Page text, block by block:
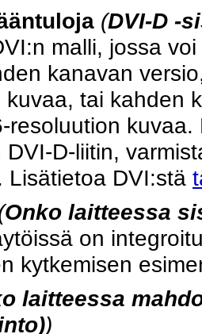
(DVI-D -
malli, jossa
kanavan
kuvaa, tai kahden
resoluution
DVI-D-liitin,
Lisätietoa DVI:stä
Onko laitteessa
on
kytkemisen
laitteessa
)